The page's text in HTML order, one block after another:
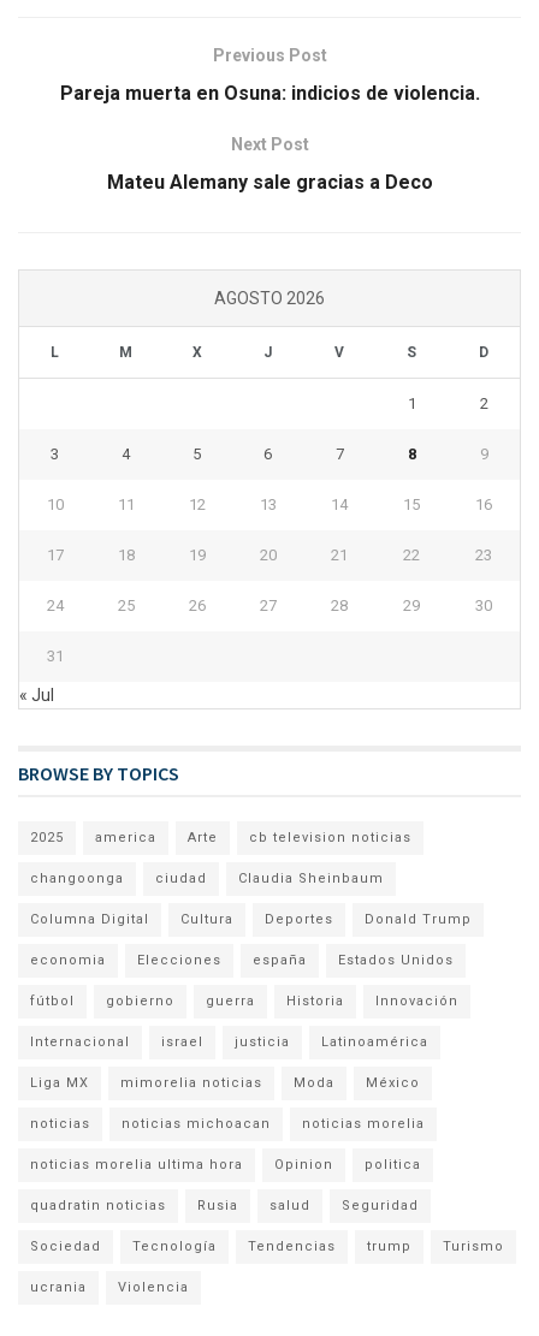
Previous Post
Pareja muerta en Osuna: indicios de violencia.
Next Post
Mateu Alemany sale gracias a Deco
AGOSTO 2026
L M X J V S D
1 2
3 4 5 6 7 8 9
10 11 12 13 14 15 16
17 18 19 20 21 22 23
24 25 26 27 28 29 30
31
« Jul
BROWSE BY TOPICS
2025 america Arte cb television noticias
changoonga ciudad Claudia Sheinbaum
Columna Digital Cultura Deportes Donald Trump
economia Elecciones españa Estados Unidos
fútbol gobierno guerra Historia Innovación
Internacional israel justicia Latinoamérica
Liga MX mimorelia noticias Moda México
noticias noticias michoacan noticias morelia
noticias morelia ultima hora Opinion politica
quadratin noticias Rusia salud Seguridad
Sociedad Tecnología Tendencias trump Turismo
ucrania Violencia